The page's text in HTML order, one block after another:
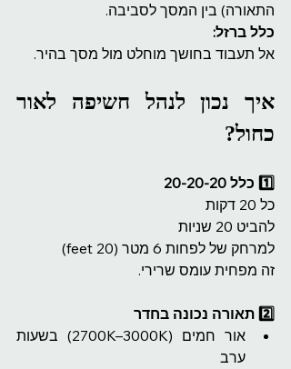
התאורה) בין המסך לסביבה.
כלל ברזל:
אל תעבוד בחושך מוחלט מול מסך בהיר.
כחול?
1️⃣ כלל 20-20-20
כל 20 דקות
להביט 20 שניות
למרחק של לפחות 6 מטר (20 feet)
זה מפחית עומס שרירי.
2️⃣ תאורה נכונה בחדר
ערב